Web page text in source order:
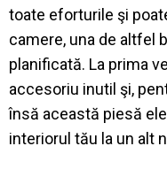
toate eforturile şi
camere, una de altfel
planificată. La prima
accesoriu inutil şi,
însă această piesă
interiorul tău la un alt